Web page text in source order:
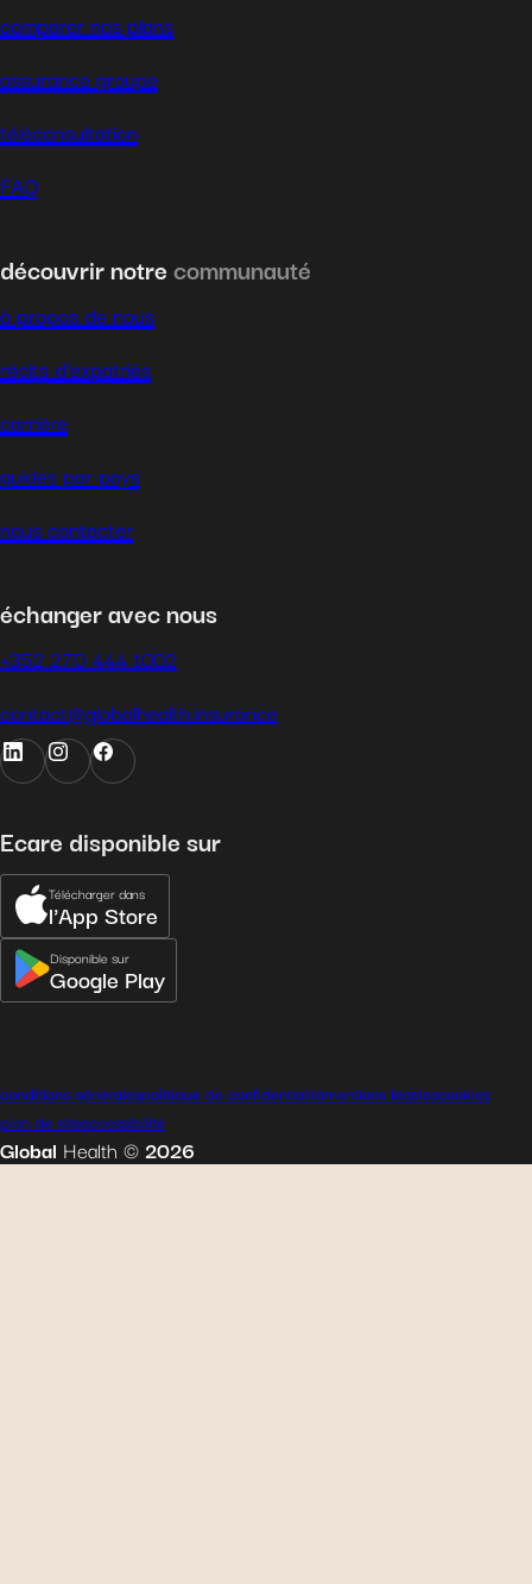
comparer nos plans
assurance groupe
téléconsultation
FAQ
découvrir notrecommunauté
à propos de nous
récits d’expatriés
carrière
guides par pays
nous contacter
échanger avec nous
+352 270 444 1002
contact@globalhealth.insurance
Ecare disponible sur
Télécharger dans
l'App Store
Disponible sur
Google Play
Global Health ©2026
conditions généralespolitique de confidentialitémentions légalescookies
plan de siteaccessibilité